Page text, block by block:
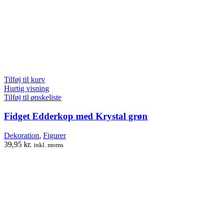
Tilføj til kurv
Hurtig visning
Tilføj til ønskeliste
Fidget Edderkop med Krystal grøn
Dekoration, Figurer
39,95 kr. inkl. moms